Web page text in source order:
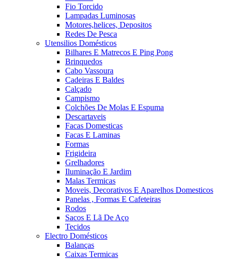
Fio Torcido
Lampadas Luminosas
Motores,helices, Depositos
Redes De Pesca
Utensilios Domésticos
Bilhares E Matrecos E Ping Pong
Brinquedos
Cabo Vassoura
Cadeiras E Baldes
Calçado
Campismo
Colchões De Molas E Espuma
Descartaveis
Facas Domesticas
Facas E Laminas
Formas
Frigideira
Grelhadores
Iluminação E Jardim
Malas Termicas
Moveis, Decorativos E Aparelhos Domesticos
Panelas , Formas E Cafeteiras
Rodos
Sacos E Lã De Aço
Tecidos
Electro Domésticos
Balanças
Caixas Termicas